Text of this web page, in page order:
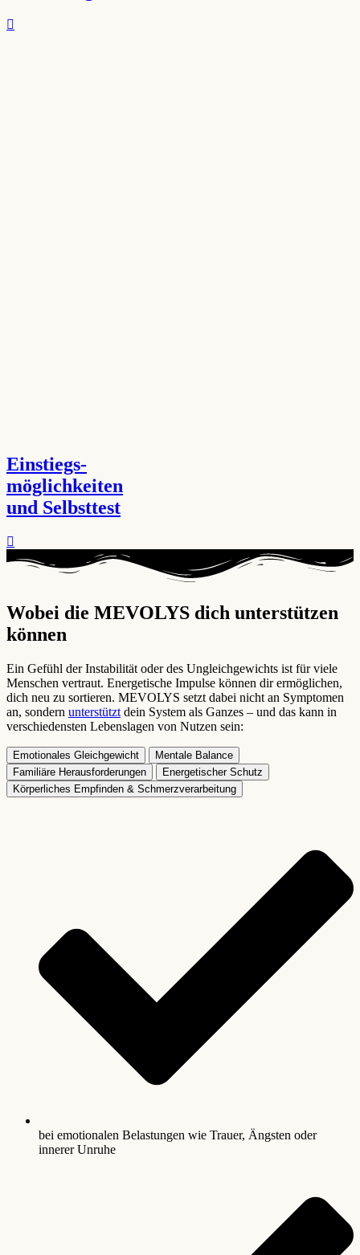
Einstiegs-
möglichkeiten
und Selbsttest
Wobei die MEVOLYS dich unterstützen
können ​
Ein Gefühl der Instabilität oder des Ungleichgewichts ist für viele
Menschen vertraut. Energetische Impulse können dir ermöglichen,
dich neu zu sortieren. MEVOLYS setzt dabei nicht an Symptomen
an, sondern unterstützt dein System als Ganzes – und das kann in
verschiedensten Lebenslagen von Nutzen sein:
Emotionales Gleichgewicht
Mentale Balance
Familiäre Herausforderungen
Energetischer Schutz
Körperliches Empfinden & Schmerzverarbeitung
bei emotionalen Belastungen wie Trauer, Ängsten oder
innerer Unruhe